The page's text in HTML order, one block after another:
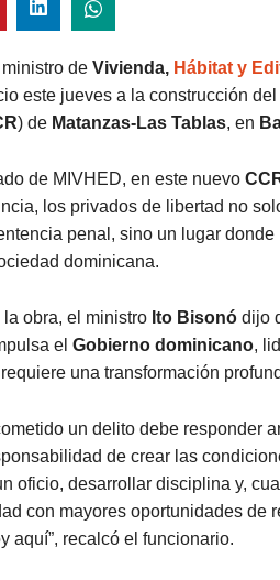
de Vivienda, Hábitat y
este jueves a la construcción del
) de Matanzas-Las Tablas, en
de MIVHED, en este nuevo
los privados de libertad no
penal, sino un lugar
dominicana.
obra, el ministro Ito Bisonódijo
el Gobierno dominicano,
una transformación
un delito debe responder
de crear las
oficio, desarrollar disciplina y,
con mayores oportunidades de
aquí”, recalcó el funcionario.